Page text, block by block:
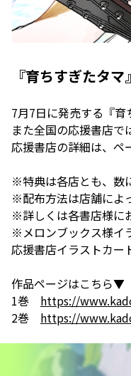
『育ちすぎたタ
7月7日に発売する『
また全国の応援書店
応援書店の詳細は、ペ
※特典は各店とも、数
※配布方法は店舗によ
※詳しくは各書店様に
※メロンブックス様イ
応援書店イラストカー
作品ページはこちら▼
1巻 https://
2巻 https://